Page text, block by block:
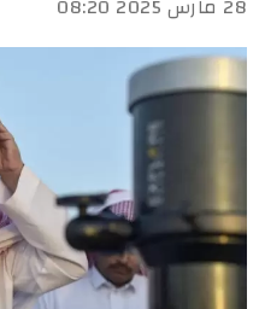
28 مارس 2025 08:20